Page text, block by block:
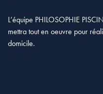
L’équipe PHILOSOPHIE
mettra tout en oeuvre pour
domicile.